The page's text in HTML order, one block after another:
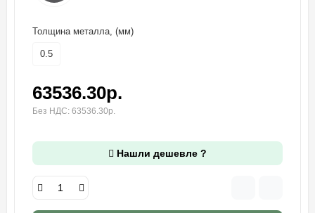
Толщина металла, (мм)
0.5
63536.30р.
Без НДС: 63536.30р.
Нашли дешевле ?